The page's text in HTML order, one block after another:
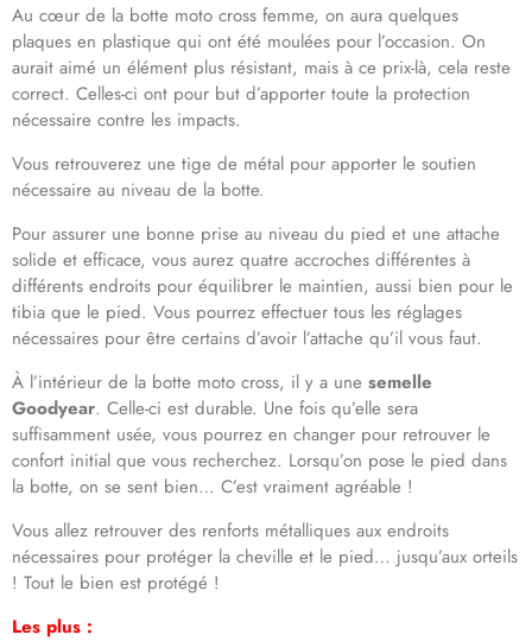
Au cœur de la botte moto cross femme, on aura quelques
plaques en plastique qui ont été moulées pour l’occasion. On
aurait aimé un élément plus résistant, mais à ce prix-là, cela reste
correct. Celles-ci ont pour but d’apporter toute la protection
nécessaire contre les impacts.
Vous retrouverez une tige de métal pour apporter le soutien
nécessaire au niveau de la botte.
Pour assurer une bonne prise au niveau du pied et une attache
solide et efficace, vous aurez quatre accroches différentes à
différents endroits pour équilibrer le maintien, aussi bien pour le
tibia que le pied. Vous pourrez effectuer tous les réglages
nécessaires pour être certains d’avoir l’attache qu’il vous faut.
À l’intérieur de la botte moto cross, il y a une semelle
Goodyear. Celle-ci est durable. Une fois qu’elle sera
suffisamment usée, vous pourrez en changer pour retrouver le
confort initial que vous recherchez. Lorsqu’on pose le pied dans
la botte, on se sent bien… C’est vraiment agréable !
Vous allez retrouver des renforts métalliques aux endroits
nécessaires pour protéger la cheville et le pied… jusqu’aux orteils
! Tout le bien est protégé !
Les plus :